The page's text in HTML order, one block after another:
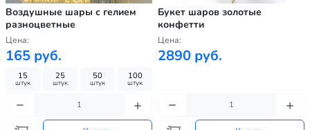
Воздушные шары с гелием
разноцветные
Цена:
165 руб.
15
штук
25
штук
50
штук
100
штук
Букет шаров золотые
конфетти
Цена:
2890 руб.